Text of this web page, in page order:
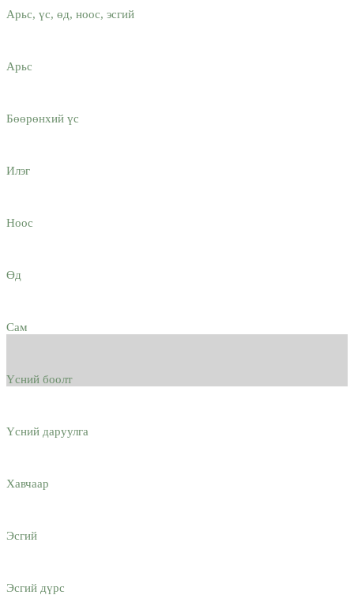
Арьс, үс, өд, ноос, эсгий
Арьс
Бөөрөнхий үс
Илэг
Ноос
Өд
Сам
Үсний боолт
Үсний даруулга
Хавчаар
Эсгий
Эсгий дүрс